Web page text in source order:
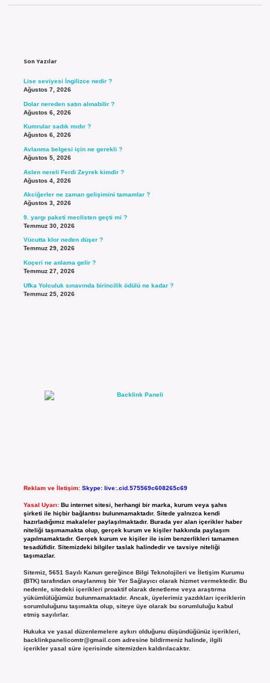
Son Yazılar
Lise seviyesi İngilizce nedir ?
Ağustos 7, 2026
Dolar nereden satın alınabilir ?
Ağustos 6, 2026
Kumrular sadık mıdır ?
Ağustos 6, 2026
Avlanma belgesi için ne gerekli ?
Ağustos 5, 2026
Aslen nereli Ferdi Zeyrek kimdir ?
Ağustos 4, 2026
Akciğerler ne zaman gelişimini tamamlar ?
Ağustos 3, 2026
9. yargı paketi meclisten geçti mi ?
Temmuz 30, 2026
Vücutta klor neden düşer ?
Temmuz 29, 2026
Koçeri ne anlama gelir ?
Temmuz 27, 2026
Ufka Yolculuk sınavında birincilik ödülü ne kadar ?
Temmuz 25, 2026
Reklam ve İletişim: Skype: live:.cid.575569c608265c69
Yasal Uyarı: Bu internet sitesi, herhangi bir marka, kurum veya şahıs
şirketi ile hiçbir bağlantısı bulunmamaktadır. Sitede yalnızca kendi
hazırladığımız makaleler paylaşılmaktadır. Burada yer alan içerikler haber
niteliği taşımamakta olup, gerçek kurum ve kişiler hakkında paylaşım
yapılmamaktadır. Gerçek kurum ve kişiler ile isim benzerlikleri tamamen
tesadüfidir. Sitemizdeki bilgiler taslak halindedir ve tavsiye niteliği
taşımazlar.
Sitemiz, 5651 Sayılı Kanun gereğince Bilgi Teknolojileri ve İletişim Kurumu
(BTK) tarafından onaylanmış bir Yer Sağlayıcı olarak hizmet vermektedir. Bu
nedenle, sitedeki içerikleri proaktif olarak denetleme veya araştırma
yükümlülüğümüz bulunmamaktadır. Ancak, üyelerimiz yazdıkları içeriklerin
sorumluluğunu taşımakta olup, siteye üye olarak bu sorumluluğu kabul
etmiş sayılırlar.
Hukuka ve yasal düzenlemelere aykırı olduğunu düşündüğünüz içerikleri,
backlinkpanelicomtr@gmail.comadresine bildirmeniz halinde, ilgili
içerikler yasal süre içerisinde sitemizden kaldırılacaktır.